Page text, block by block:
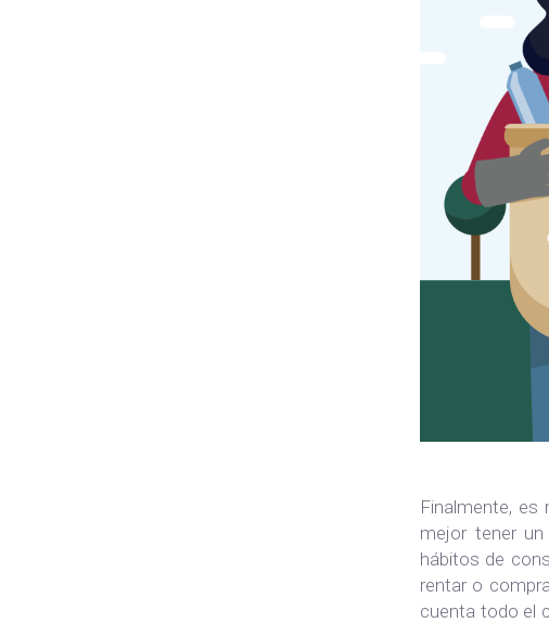
Finalmente, es
mejor tener
hábitos de
rentar o
cuenta todo el